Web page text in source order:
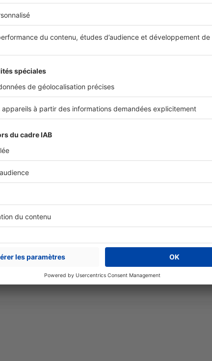
CLÉS À RETENIR
est à la charge du vendeur. Il permet de définir légalement la
et les frontières du terrain et, ainsi, de déterminer son prix de
exclusivement par un géomètre expert qui dépose une
la mairie de la commune.
conseille :
pour mieux le vendre
à bâtir : un abattement de 30 % à profiter en 2015
des plans de construction pour votre
Partager sur
plan de maison construction